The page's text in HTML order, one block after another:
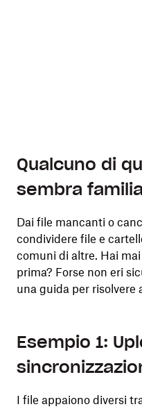
Qualcuno di
sembra
Dai file mancanti o
condividere file e
comuni di altre. Hai
prima? Forse non eri
una guida per
Esempio 1:
I file appaiono diversi